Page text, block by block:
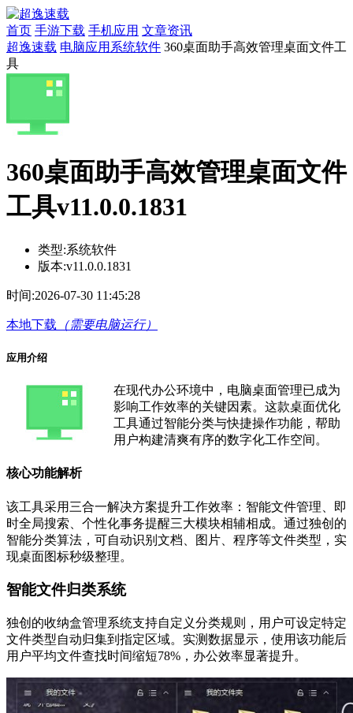
首页 手游下载 手机应用 文章资讯
超逸速载 电脑应用 系统软件 360桌面助手高效管理桌面文件工
具
360桌面助手高效管理桌面文件
工具v11.0.0.1831
类型:系统软件
版本:v11.0.0.1831
时间:2026-07-30 11:45:28
本地下载 （需要电脑运行）
应用介绍
在现代办公环境中，电脑桌面管理已成为
影响工作效率的关键因素。这款桌面优化
工具通过智能分类与快捷操作功能，帮助
用户构建清爽有序的数字化工作空间。
核心功能解析
该工具采用三合一解决方案提升工作效率：智能文件管理、即
时全局搜索、个性化事务提醒三大模块相辅相成。通过独创的
智能分类算法，可自动识别文档、图片、程序等文件类型，实
现桌面图标秒级整理。
智能文件归类系统
独创的收纳盒管理系统支持自定义分类规则，用户可设定特定
文件类型自动归集到指定区域。实测数据显示，使用该功能后
用户平均文件查找时间缩短78%，办公效率显著提升。